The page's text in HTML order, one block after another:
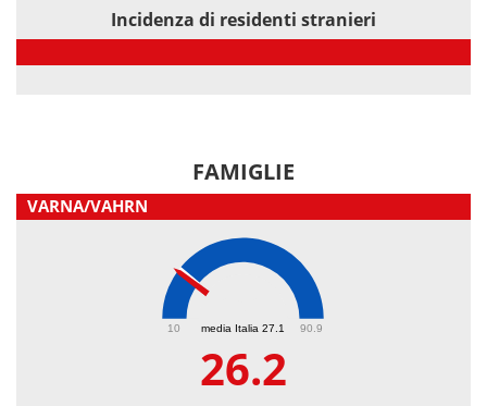
Incidenza di residenti stranieri
FAMIGLIE
VARNA/VAHRN
media Italia 27.1
10 90.9
26.2